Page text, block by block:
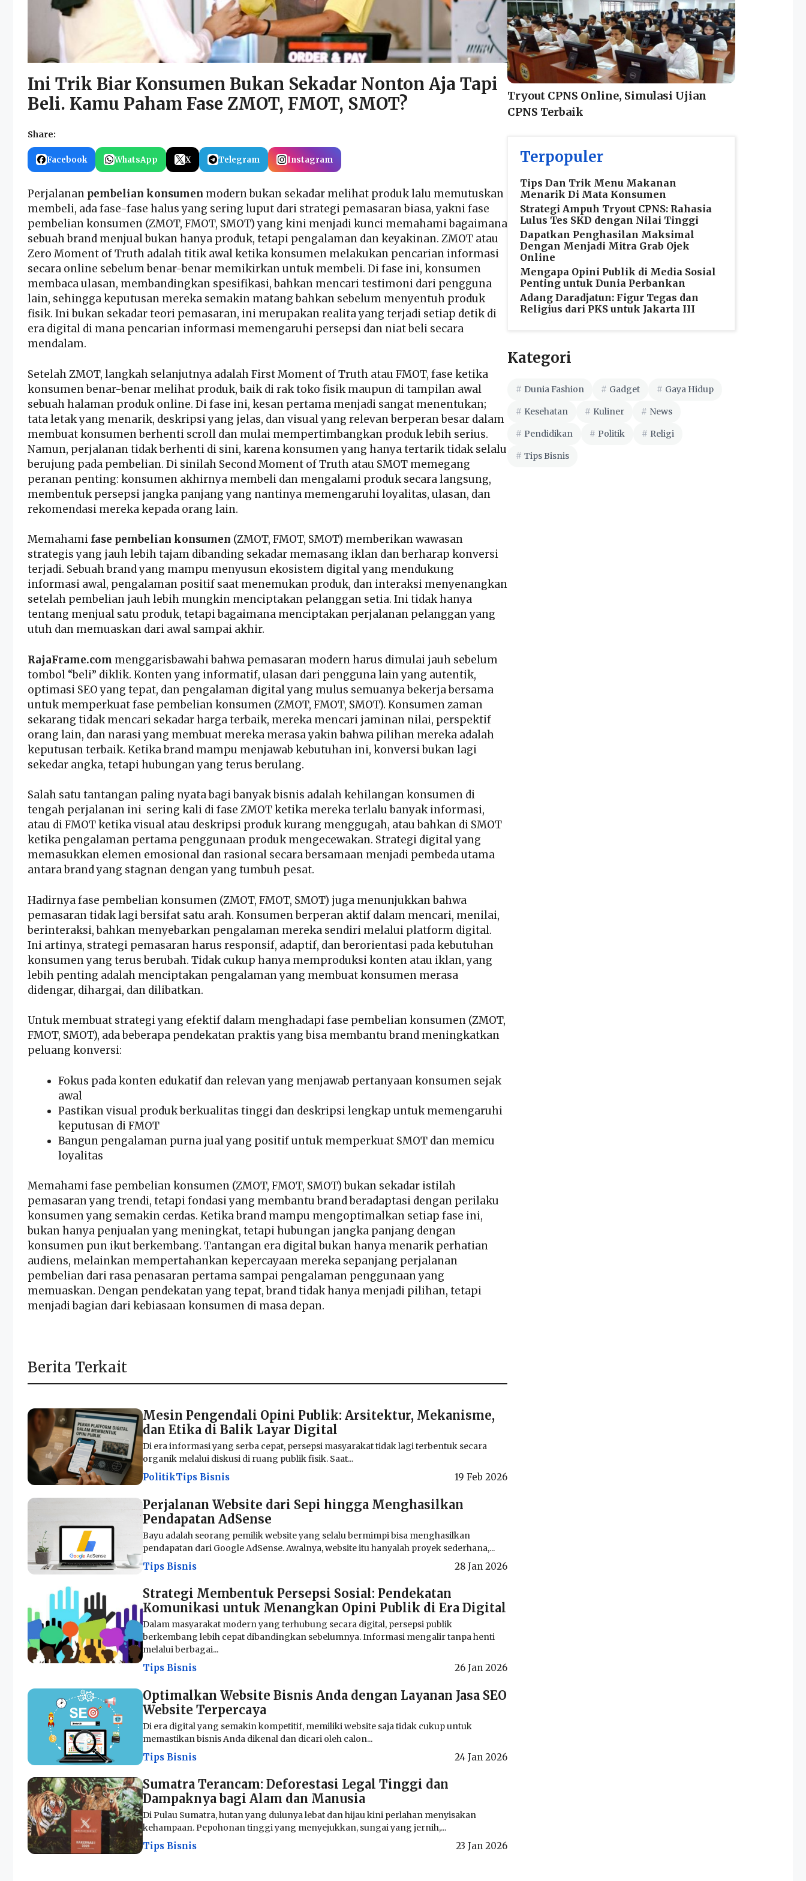
Ini Trik Biar Konsumen Bukan Sekadar Nonton Aja Tapi
Beli. Kamu Paham Fase ZMOT, FMOT, SMOT?
Share:
Facebook WhatsApp X Telegram Instagram
Perjalanan pembelian konsumen modern bukan sekadar melihat produk lalu memutuskan
membeli, ada fase-fase halus yang sering luput dari strategi pemasaran biasa, yakni fase
pembelian konsumen (ZMOT, FMOT, SMOT) yang kini menjadi kunci memahami bagaimana
sebuah brand menjual bukan hanya produk, tetapi pengalaman dan keyakinan. ZMOT atau
Zero Moment of Truth adalah titik awal ketika konsumen melakukan pencarian informasi
secara online sebelum benar-benar memikirkan untuk membeli. Di fase ini, konsumen
membaca ulasan, membandingkan spesifikasi, bahkan mencari testimoni dari pengguna
lain, sehingga keputusan mereka semakin matang bahkan sebelum menyentuh produk
fisik. Ini bukan sekadar teori pemasaran, ini merupakan realita yang terjadi setiap detik di
era digital di mana pencarian informasi memengaruhi persepsi dan niat beli secara
mendalam.
Setelah ZMOT, langkah selanjutnya adalah First Moment of Truth atau FMOT, fase ketika
konsumen benar-benar melihat produk, baik di rak toko fisik maupun di tampilan awal
sebuah halaman produk online. Di fase ini, kesan pertama menjadi sangat menentukan;
tata letak yang menarik, deskripsi yang jelas, dan visual yang relevan berperan besar dalam
membuat konsumen berhenti scroll dan mulai mempertimbangkan produk lebih serius.
Namun, perjalanan tidak berhenti di sini, karena konsumen yang hanya tertarik tidak selalu
berujung pada pembelian. Di sinilah Second Moment of Truth atau SMOT memegang
peranan penting: konsumen akhirnya membeli dan mengalami produk secara langsung,
membentuk persepsi jangka panjang yang nantinya memengaruhi loyalitas, ulasan, dan
rekomendasi mereka kepada orang lain.
Memahami fase pembelian konsumen (ZMOT, FMOT, SMOT) memberikan wawasan
strategis yang jauh lebih tajam dibanding sekadar memasang iklan dan berharap konversi
terjadi. Sebuah brand yang mampu menyusun ekosistem digital yang mendukung
informasi awal, pengalaman positif saat menemukan produk, dan interaksi menyenangkan
setelah pembelian jauh lebih mungkin menciptakan pelanggan setia. Ini tidak hanya
tentang menjual satu produk, tetapi bagaimana menciptakan perjalanan pelanggan yang
utuh dan memuaskan dari awal sampai akhir.
RajaFrame.com menggarisbawahi bahwa pemasaran modern harus dimulai jauh sebelum
tombol “beli” diklik. Konten yang informatif, ulasan dari pengguna lain yang autentik,
optimasi SEO yang tepat, dan pengalaman digital yang mulus semuanya bekerja bersama
untuk memperkuat fase pembelian konsumen (ZMOT, FMOT, SMOT). Konsumen zaman
sekarang tidak mencari sekadar harga terbaik, mereka mencari jaminan nilai, perspektif
orang lain, dan narasi yang membuat mereka merasa yakin bahwa pilihan mereka adalah
keputusan terbaik. Ketika brand mampu menjawab kebutuhan ini, konversi bukan lagi
sekedar angka, tetapi hubungan yang terus berulang.
Salah satu tantangan paling nyata bagi banyak bisnis adalah kehilangan konsumen di
tengah perjalanan ini sering kali di fase ZMOT ketika mereka terlalu banyak informasi,
atau di FMOT ketika visual atau deskripsi produk kurang menggugah, atau bahkan di SMOT
ketika pengalaman pertama penggunaan produk mengecewakan. Strategi digital yang
memasukkan elemen emosional dan rasional secara bersamaan menjadi pembeda utama
antara brand yang stagnan dengan yang tumbuh pesat.
Hadirnya fase pembelian konsumen (ZMOT, FMOT, SMOT) juga menunjukkan bahwa
pemasaran tidak lagi bersifat satu arah. Konsumen berperan aktif dalam mencari, menilai,
berinteraksi, bahkan menyebarkan pengalaman mereka sendiri melalui platform digital.
Ini artinya, strategi pemasaran harus responsif, adaptif, dan berorientasi pada kebutuhan
konsumen yang terus berubah. Tidak cukup hanya memproduksi konten atau iklan, yang
lebih penting adalah menciptakan pengalaman yang membuat konsumen merasa
didengar, dihargai, dan dilibatkan.
Untuk membuat strategi yang efektif dalam menghadapi fase pembelian konsumen (ZMOT,
FMOT, SMOT), ada beberapa pendekatan praktis yang bisa membantu brand meningkatkan
peluang konversi:
Fokus pada konten edukatif dan relevan yang menjawab pertanyaan konsumen sejak
awal
Pastikan visual produk berkualitas tinggi dan deskripsi lengkap untuk memengaruhi
keputusan di FMOT
Bangun pengalaman purna jual yang positif untuk memperkuat SMOT dan memicu
loyalitas
Memahami fase pembelian konsumen (ZMOT, FMOT, SMOT) bukan sekadar istilah
pemasaran yang trendi, tetapi fondasi yang membantu brand beradaptasi dengan perilaku
konsumen yang semakin cerdas. Ketika brand mampu mengoptimalkan setiap fase ini,
bukan hanya penjualan yang meningkat, tetapi hubungan jangka panjang dengan
konsumen pun ikut berkembang. Tantangan era digital bukan hanya menarik perhatian
audiens, melainkan mempertahankan kepercayaan mereka sepanjang perjalanan
pembelian dari rasa penasaran pertama sampai pengalaman penggunaan yang
memuaskan. Dengan pendekatan yang tepat, brand tidak hanya menjadi pilihan, tetapi
menjadi bagian dari kebiasaan konsumen di masa depan.
Berita Terkait
Mesin Pengendali Opini Publik: Arsitektur, Mekanisme,
dan Etika di Balik Layar Digital
Di era informasi yang serba cepat, persepsi masyarakat tidak lagi terbentuk secara
organik melalui diskusi di ruang publik fisik. Saat...
PolitikTips Bisnis 19 Feb 2026
Perjalanan Website dari Sepi hingga Menghasilkan
Pendapatan AdSense
Bayu adalah seorang pemilik website yang selalu bermimpi bisa menghasilkan
pendapatan dari Google AdSense. Awalnya, website itu hanyalah proyek sederhana,...
Tips Bisnis 28 Jan 2026
Strategi Membentuk Persepsi Sosial: Pendekatan
Komunikasi untuk Menangkan Opini Publik di Era Digital
Dalam masyarakat modern yang terhubung secara digital, persepsi publik
berkembang lebih cepat dibandingkan sebelumnya. Informasi mengalir tanpa henti
melalui berbagai...
Tips Bisnis 26 Jan 2026
Optimalkan Website Bisnis Anda dengan Layanan Jasa SEO
Website Terpercaya
Di era digital yang semakin kompetitif, memiliki website saja tidak cukup untuk
memastikan bisnis Anda dikenal dan dicari oleh calon...
Tips Bisnis 24 Jan 2026
Sumatra Terancam: Deforestasi Legal Tinggi dan
Dampaknya bagi Alam dan Manusia
Di Pulau Sumatra, hutan yang dulunya lebat dan hijau kini perlahan menyisakan
kehampaan. Pepohonan tinggi yang menyejukkan, sungai yang jernih,...
Tips Bisnis 23 Jan 2026
Tryout CPNS Online, Simulasi Ujian
CPNS Terbaik
Terpopuler
Tips Dan Trik Menu Makanan
Menarik Di Mata Konsumen
Strategi Ampuh Tryout CPNS: Rahasia
Lulus Tes SKD dengan Nilai Tinggi
Dapatkan Penghasilan Maksimal
Dengan Menjadi Mitra Grab Ojek
Online
Mengapa Opini Publik di Media Sosial
Penting untuk Dunia Perbankan
Adang Daradjatun: Figur Tegas dan
Religius dari PKS untuk Jakarta III
Kategori
Dunia Fashion Gadget Gaya Hidup
Kesehatan Kuliner News
Pendidikan Politik Religi
Tips Bisnis